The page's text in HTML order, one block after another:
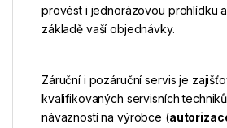
provést i jednorázovou prohlídku
základě vaší objednávky.
Záruční i pozáruční servis je
kvalifikovaných servisních
návazností na výrobce (